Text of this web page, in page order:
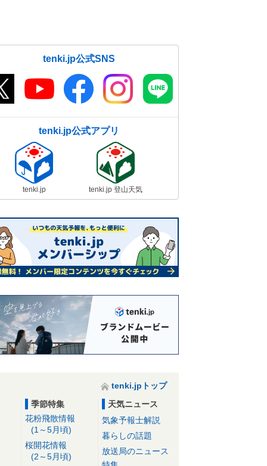
tenki.jp公式SNS
tenki.jp公式アプリ
tenki.jp tenki.jp 登山天気
tenki.jpトップ
季節特集
花粉飛散情報
(1～5月頃)
桜開花情報
(2～5月頃)
天気ニュース
気象予報士解説
暮らしの話題
放送局のニュース